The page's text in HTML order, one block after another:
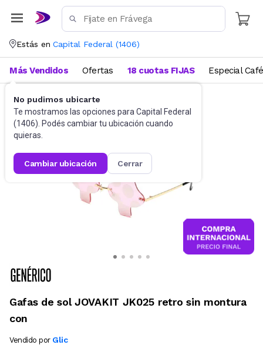
Estás en Capital Federal (1406)
No pudimos ubicarte
Te mostramos las opciones para Capital Federal
(1406). Podés cambiar tu ubicación cuando
quieras.
cambiar ubicación cerrar
Más Vendidos Ofertas 18 cuotas FIJAS Especial Café
Accesorios Anteojos de sol
Gafas de sol JOVAKIT JK025 retro sin montura
con
Vendido por Glic